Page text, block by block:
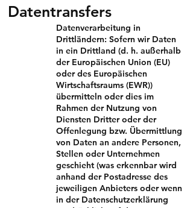
Datentransfers
Datenverarbeitung in
Drittländern: Sofern wir Daten
in ein Drittland (d. h. außerhalb
der Europäischen Union (EU)
oder des Europäischen
Wirtschaftsraums (EWR))
übermitteln oder dies im
Rahmen der Nutzung von
Diensten Dritter oder der
Offenlegung bzw. Übermittlung
von Daten an andere Personen,
Stellen oder Unternehmen
geschieht (was erkennbar wird
anhand der Postadresse des
jeweiligen Anbieters oder wenn
in der Datenschutzerklärung